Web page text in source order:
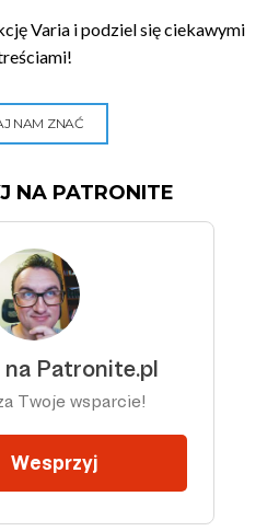
Varia i podziel się ciekawymi
NAM ZNAĆ
NA PATRONITE